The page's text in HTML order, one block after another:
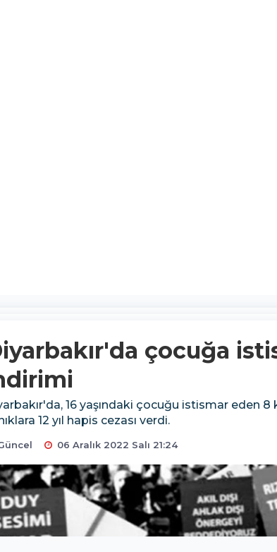
çocuğa
16 yaşındaki çocuğu istismar eden
12 yıl hapis cezası verdi.
06 Aralık 2022 Salı 21:24